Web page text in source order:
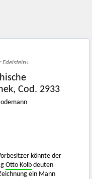
Edelstein‹
Cod. 2933
könnte der
Otto Kolb deuten
ein Mann